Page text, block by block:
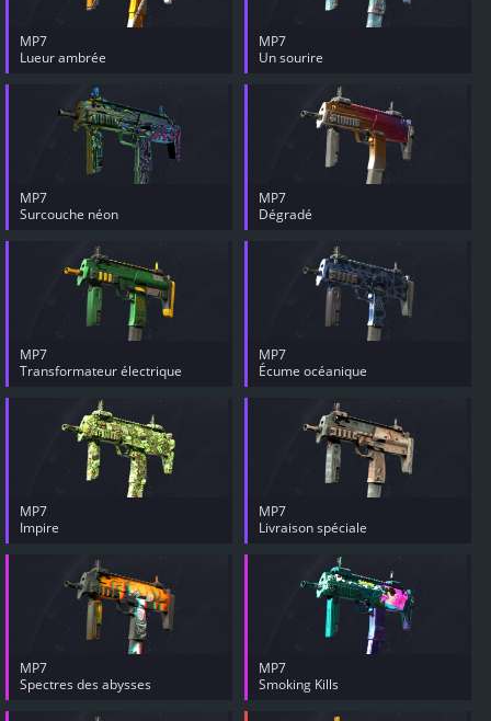
MP7
Lueur ambrée
MP7
Un sourire
MP7
Surcouche néon
MP7
Dégradé
MP7
Transformateur électrique
MP7
Écume océanique
MP7
Impire
MP7
Livraison spéciale
MP7
Spectres des abysses
MP7
Smoking Kills